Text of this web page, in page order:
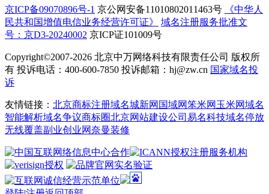
京ICP备09070896号-1 京公网安备11010802011463号
《中华人
民共和国增值电信业务经营许可证》
域名注册服务批准文
号：京D3-20240002 京ICP证101009号
Copyright©2007-2026 北京中万网络科技有限责任公司 版权所
有 投诉电话：400-600-7850 投诉邮箱：hj@zw.cn 国家域名投
诉
友情链接： 北京商标注册域名城新网 国域网笨米网 玉米网域名
智能解析域名争议商标圈北京网站建设公司 易名科技域名停放
无线覆盖副业创业网奈曼装修